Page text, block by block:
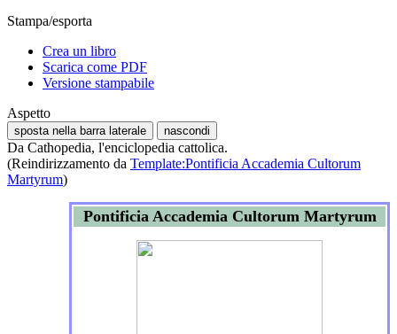
Stampa/esporta
Crea un libro
Scarica come PDF
Versione stampabile
Aspetto
sposta nella barra laterale nascondi
Da Cathopedia, l'enciclopedia cattolica.
(Reindirizzamento da Template:Pontificia Accademia Cultorum
Martyrum)
Pontificia Accademia Cultorum Martyrum